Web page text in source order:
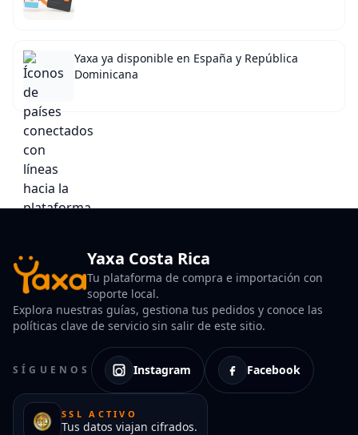
Yaxa ya disponible en España y República
Dominicana
Yaxa Costa Rica
Tu plataforma de compra e importación con
soporte local.
Explora nuestras guías, gestiona tus pedidos y conoce las
políticas clave de servicio sin salir de este sitio.
SÍGUENOS Instagram Facebook
SSL ACTIVO
Tus datos viajan cifrados.